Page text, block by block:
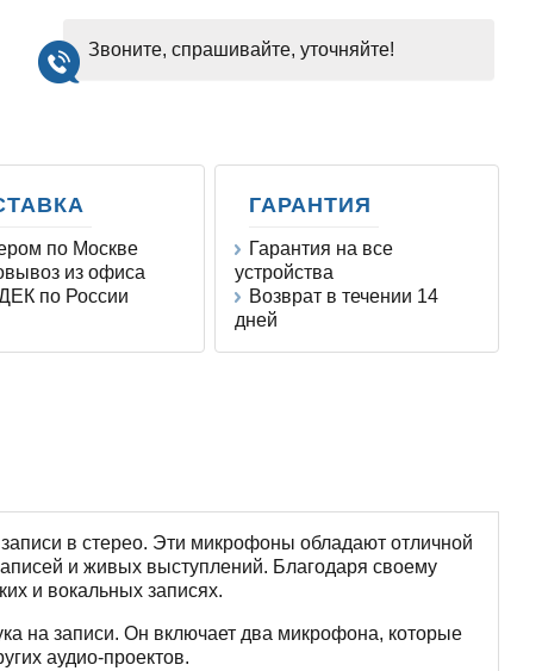
Звоните, спрашивайте, уточняйте!
по Москве
из офиса
по России
ГАРАНТИЯ
Гарантия на все
устройства
Возврат в течении 14
дней
в стерео. Эти микрофоны обладают отличной
и живых выступлений. Благодаря своему
и вокальных записях.
на записи. Он включает два микрофона, которые
аудио-проектов.